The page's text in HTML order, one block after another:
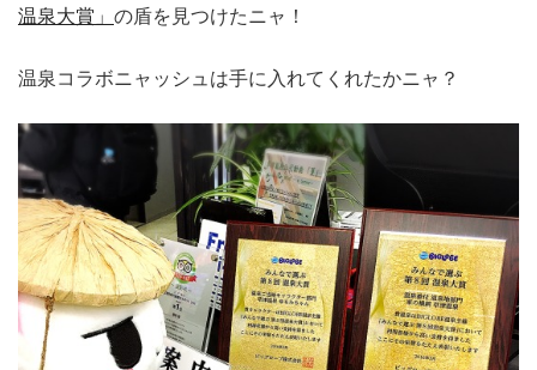
温泉大賞」 の盾を見つけたニャ！
温泉コラボニャッシュは手に入れてくれたかニャ？